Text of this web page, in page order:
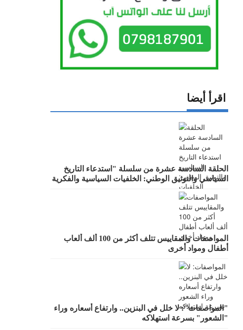
اقرأ أيضا
الحلقة السادسة عشرة من سلسلة "استدعاء التاريخ
السياسي والتوثيق الوطني: الخلفيات السياسية والفكرية
لرؤساء الحكومات في عهد الملك الحسين بن طلال
المواصفات والمقاييس تتلف أكثر من 100 ألف ألعاب
أطفال ومواد أخرى
"المواصفات": لا خلل في البنزين.. وارتفاع أسعاره وراء
"الشعور" بسرعة استهلاكه